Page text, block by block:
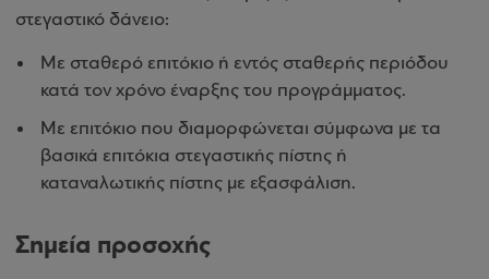
στεγαστικό δάνειο:
Με σταθερό επιτόκιο ή εντός σταθερής περιόδου
κατά τον χρόνο έναρξης του προγράμματος.
Με επιτόκιο που διαμορφώνεται σύμφωνα με τα
βασικά επιτόκια στεγαστικής πίστης ή
καταναλωτικής πίστης με εξασφάλιση.
Σημεία προσοχής